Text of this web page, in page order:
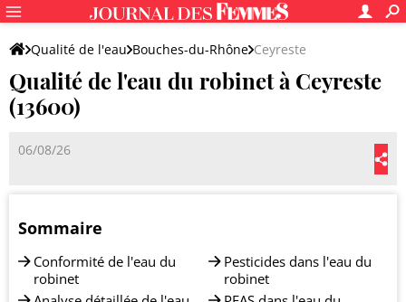
Qualité de l'eau Bouches-du-Rhône Ceyreste
Qualité de l'eau du robinet à Ceyreste
(13600)
06/08/26
Sommaire
Conformité de l'eau du
robinet
Pesticides dans l'eau du
robinet